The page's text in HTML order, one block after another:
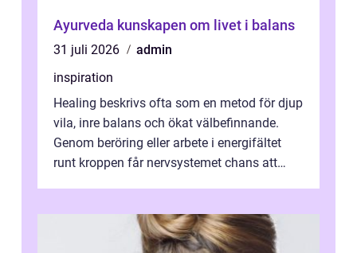
Ayurveda kunskapen om livet i balans
31 juli 2026
admin
inspiration
Healing beskrivs ofta som en metod för djup
vila, inre balans och ökat välbefinnande.
Genom beröring eller arbete i energifältet
runt kroppen får nervsystemet chans att